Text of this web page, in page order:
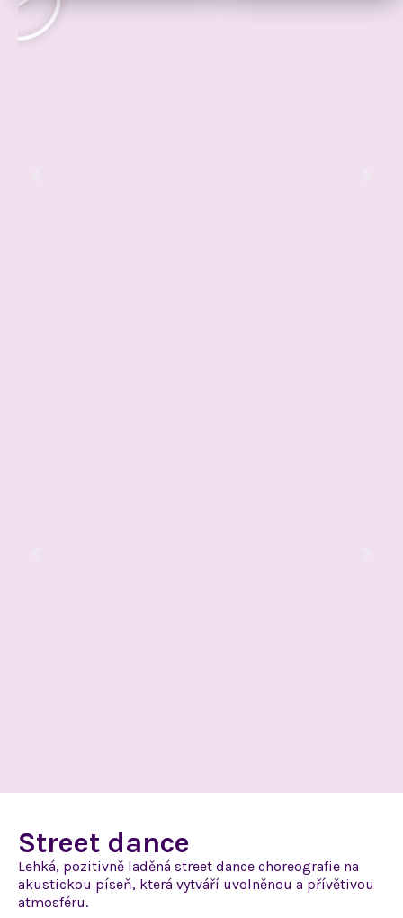
Street dance
Lehká, pozitivně laděná street dance choreografie na
akustickou píseň, která vytváří uvolněnou a přívětivou
atmosféru.